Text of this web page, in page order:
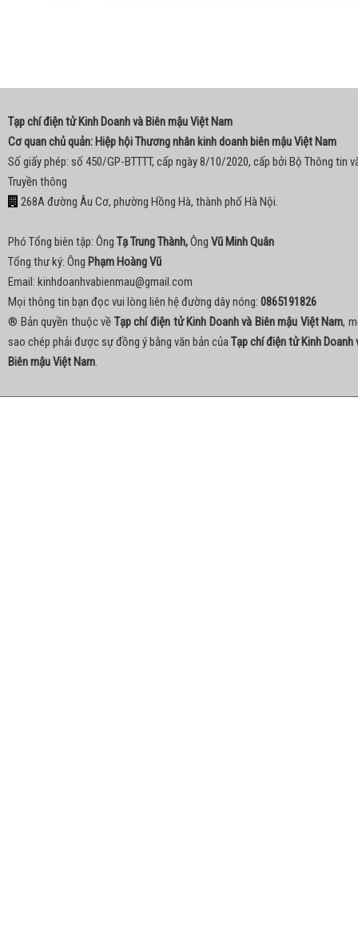
Tạp chí điện tử Kinh Doanh và Biên mậu Việt Nam
Cơ quan chủ quản: Hiệp hội Thương nhân kinh doanh biên mậu Việt Nam
Số giấy phép: số 450/GP-BTTTT, cấp ngày 8/10/2020, cấp bởi Bộ Thông tin
Truyền thông
268A đường Âu Cơ, phường Hồng Hà, thành phố Hà Nội.
Phó Tổng biên tập: Ông Tạ Trung Thành,Ông Vũ Minh Quân
Tổng thư ký: Ông Phạm Hoàng Vũ
Email: kinhdoanhvabienmau@gmail.com
Mọi thông tin bạn đọc vui lòng liên hệ đường dây nóng: 0865191826
® Bản quyền thuộc về Tạp chí điện tử Kinh Doanh và Biên mậu Việt Nam,
sao chép phải được sự đồng ý bằng văn bản của Tạp chí điện tử Kinh Doanh
Biên mậu Việt Nam